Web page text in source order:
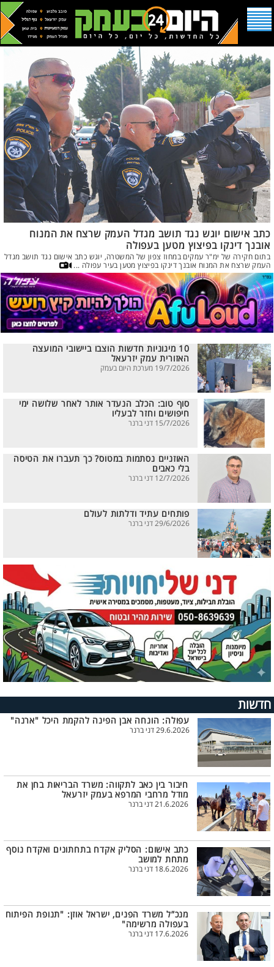
כתב אישום יוגש נגד תושב מגדל העמק שרצח את המנוח
אובנך דינקו בפיצוץ מטען בעפולה
בתום חקירה של ימ"ר עמקים במחוז צפון של המשטרה, יוגש כתב אישום נגד תושב מגדל
העמק שרצח את המנוח אובנך דינקו בפיצוץ מטען בעיר עפולה ...
10 מיגוניות חדשות הוצבו ביישובי המועצה
האזורית עמק יזרעאל
19/7/2026 מערכת היום בעמק
סוף טוב: הכלב הנעדר אותר לאחר שלושה ימי
חיפושים וחזר לבעליו
15/7/2026 דני ברנר
האוזניים נסתמות במטוס? כך תעברו את הטיסה
בלי כאבים
12/7/2026 דני ברנר
פותחים עתיד ודלתות לעולם
29/6/2026 דני ברנר
חדשות
עפולה: הונחה אבן הפינה להקמת היכל "ארנה"
29.6.2026 דני ברנר
חיבור בין כאב לתקווה: משרד הבריאות בחן את
מודל מרחבי המרפא בעמק יזרעאל
21.6.2026 דני ברנר
כתב אישום: הסליק אקדח בתחתונים ואקדח נוסף
מתחת למושב
18.6.2026 דני ברנר
מנכ”ל משרד הפנים, ישראל אוזן: "תנופת הפיתוח
בעפולה מרשימה"
17.6.2026 דני ברנר